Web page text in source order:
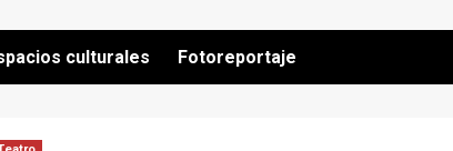
culturales Fotoreportaje